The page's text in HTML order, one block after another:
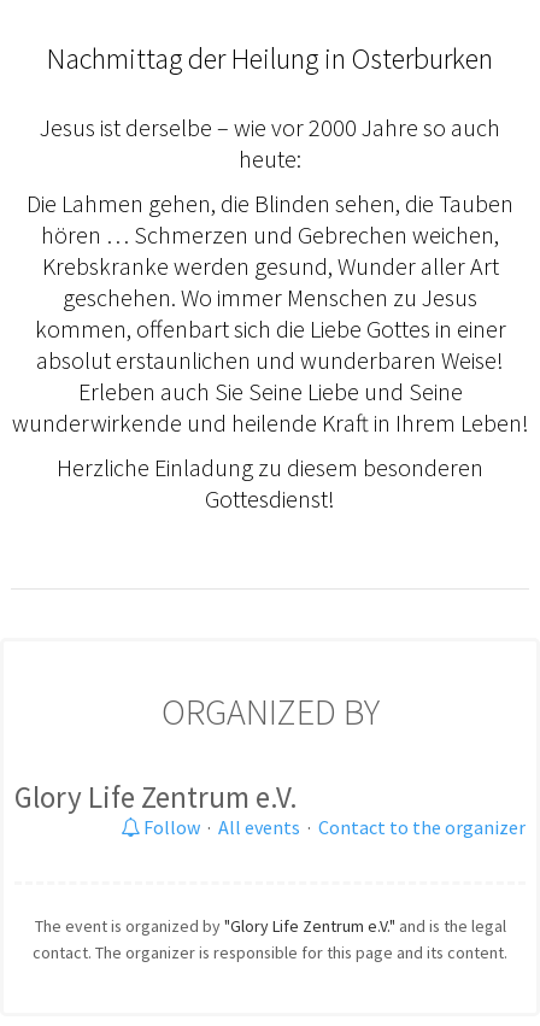
Nachmittag der Heilung in Osterburken
Jesus ist derselbe – wie vor 2000 Jahre so auch
heute:
Die Lahmen gehen, die Blinden sehen, die Tauben
hören … Schmerzen und Gebrechen weichen,
Krebskranke werden gesund, Wunder aller Art
geschehen. Wo immer Menschen zu Jesus
kommen, offenbart sich die Liebe Gottes in einer
absolut erstaunlichen und wunderbaren Weise!
Erleben auch Sie Seine Liebe und Seine
wunderwirkende und heilende Kraft in Ihrem Leben!
Herzliche Einladung zu diesem besonderen
Gottesdienst!
ORGANIZED BY
Glory Life Zentrum e.V.
Follow · All events · Contact to the organizer
The event is organized by"Glory Life Zentrum e.V." and is the legal
contact. The organizer is responsible for this page and its content.